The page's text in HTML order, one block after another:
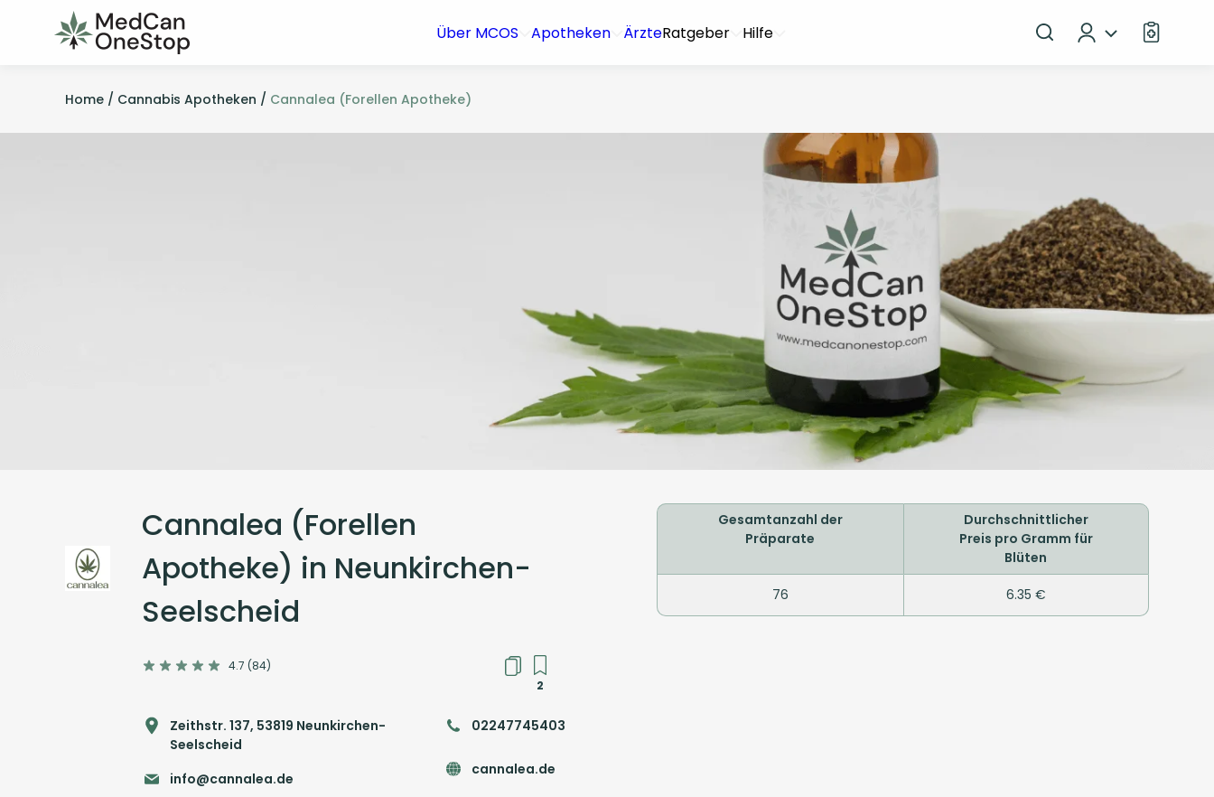
Über MCOS Apotheken ÄrzteRatgeber Hilfe
Home / Cannabis Apotheken / Cannalea (Forellen Apotheke)
Cannalea (Forellen
Apotheke) in Neunkirchen-
Seelscheid
4.7 (84)
2
Zeithstr. 137, 53819 Neunkirchen-
Seelscheid
info@cannalea.de
02247745403
cannalea.de
Gesamtanzahl der
Präparate
76
Durchschnittlicher
Preis pro Gramm für
Blüten
6.35 €